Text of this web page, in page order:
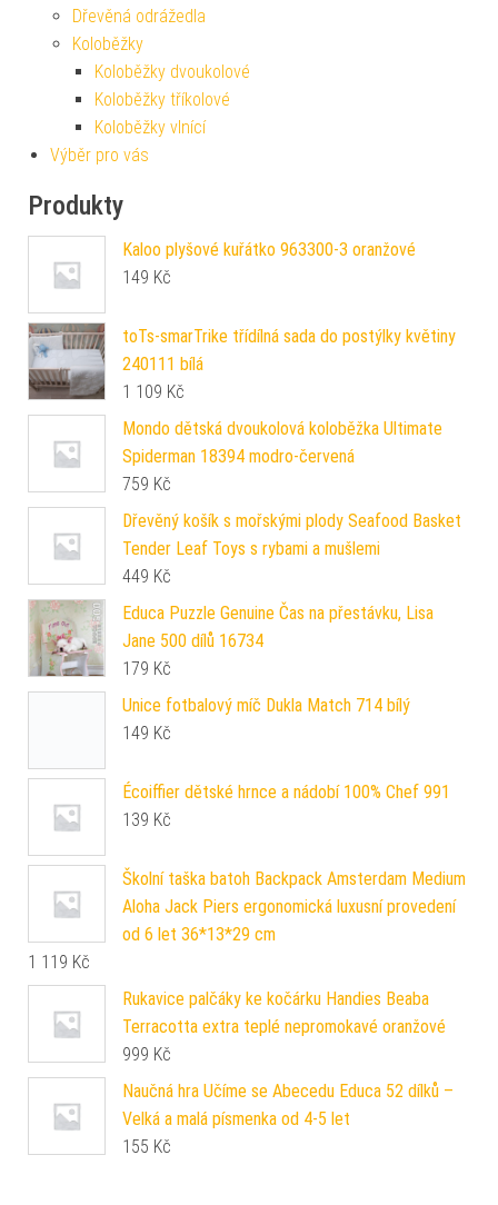
Dřevěná odrážedla
Koloběžky
Koloběžky dvoukolové
Koloběžky tříkolové
Koloběžky vlnící
Výběr pro vás
Produkty
Kaloo plyšové kuřátko 963300-3 oranžové
149 Kč
toTs-smarTrike třídílná sada do postýlky květiny
240111 bílá
1 109 Kč
Mondo dětská dvoukolová koloběžka Ultimate
Spiderman 18394 modro-červená
759 Kč
Dřevěný košík s mořskými plody Seafood Basket
Tender Leaf Toys s rybami a mušlemi
449 Kč
Educa Puzzle Genuine Čas na přestávku, Lisa
Jane 500 dílů 16734
179 Kč
Unice fotbalový míč Dukla Match 714 bílý
149 Kč
Écoiffier dětské hrnce a nádobí 100% Chef 991
139 Kč
Školní taška batoh Backpack Amsterdam Medium
Aloha Jack Piers ergonomická luxusní provedení
od 6 let 36*13*29 cm
1 119 Kč
Rukavice palčáky ke kočárku Handies Beaba
Terracotta extra teplé nepromokavé oranžové
999 Kč
Naučná hra Učíme se Abecedu Educa 52 dílků –
Velká a malá písmenka od 4-5 let
155 Kč